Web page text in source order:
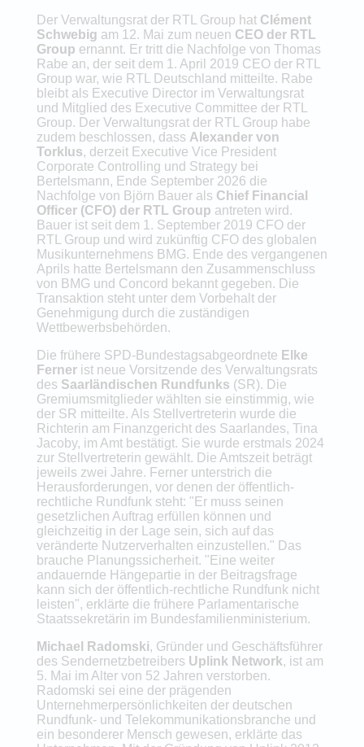
Der Verwaltungsrat der RTL Group hat Clément
Schwebig am 12. Mai zum neuen CEO der RTL
Group ernannt. Er tritt die Nachfolge von Thomas
Rabe an, der seit dem 1. April 2019 CEO der RTL
Group war, wie RTL Deutschland mitteilte. Rabe
bleibt als Executive Director im Verwaltungsrat
und Mitglied des Executive Committee der RTL
Group. Der Verwaltungsrat der RTL Group habe
zudem beschlossen, dass Alexander von
Torklus, derzeit Executive Vice President
Corporate Controlling und Strategy bei
Bertelsmann, Ende September 2026 die
Nachfolge von Björn Bauer als Chief Financial
Officer (CFO) der RTL Group antreten wird.
Bauer ist seit dem 1. September 2019 CFO der
RTL Group und wird zukünftig CFO des globalen
Musikunternehmens BMG. Ende des vergangenen
Aprils hatte Bertelsmann den Zusammenschluss
von BMG und Concord bekannt gegeben. Die
Transaktion steht unter dem Vorbehalt der
Genehmigung durch die zuständigen
Wettbewerbsbehörden.
Die frühere SPD-Bundestagsabgeordnete Elke
Fernerist neue Vorsitzende des Verwaltungsrats
des Saarländischen Rundfunks (SR). Die
Gremiumsmitglieder wählten sie einstimmig, wie
der SR mitteilte. Als Stellvertreterin wurde die
Richterin am Finanzgericht des Saarlandes, Tina
Jacoby, im Amt bestätigt. Sie wurde erstmals 2024
zur Stellvertreterin gewählt. Die Amtszeit beträgt
jeweils zwei Jahre. Ferner unterstrich die
Herausforderungen, vor denen der öffentlich-
rechtliche Rundfunk steht: "Er muss seinen
gesetzlichen Auftrag erfüllen können und
gleichzeitig in der Lage sein, sich auf das
veränderte Nutzerverhalten einzustellen." Das
brauche Planungssicherheit. "Eine weiter
andauernde Hängepartie in der Beitragsfrage
kann sich der öffentlich-rechtliche Rundfunk nicht
leisten", erklärte die frühere Parlamentarische
Staatssekretärin im Bundesfamilienministerium.
Michael Radomski, Gründer und Geschäftsführer
des Sendernetzbetreibers Uplink Network, ist am
5. Mai im Alter von 52 Jahren verstorben.
Radomski sei eine der prägenden
Unternehmerpersönlichkeiten der deutschen
Rundfunk- und Telekommunikationsbranche und
ein besonderer Mensch gewesen, erklärte das